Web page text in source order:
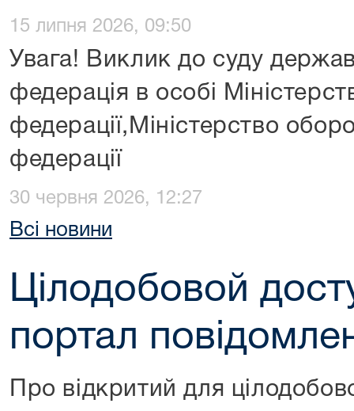
15 липня 2026, 09:50
Увага! Виклик до суду
федерація в особі
федерації,Міністерство
федерації
30 червня 2026, 12:27
Всі новини
Цілодобовой
портал
Про відкритий для